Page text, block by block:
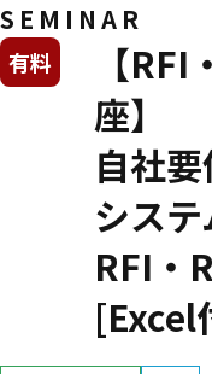
SEMINAR
【
座】
自社
シス
RFI・
[Excel
有料